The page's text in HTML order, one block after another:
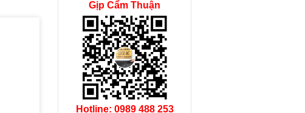
Gịp Cẩm Thuận
Hotline: 0989 488 253